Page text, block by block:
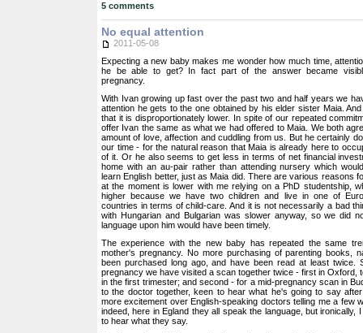
5 comments
No equal attention
2011-05-08
Expecting a new baby makes me wonder how much time,
he be able to get? In fact part of the answer became
pregnancy.
With Ivan growing up fast over the past two and half years we
attention he gets to the one obtained by his elder sister Maia.
that it is disproportionately lower. In spite of our repeated
offer Ivan the same as what we had offered to Maia. We both
amount of love, affection and cuddling from us. But he certainly
our time - for the natural reason that Maia is already here to
of it. Or he also seems to get less in terms of net financial
home with an au-pair rather than attending nursery which
learn English better, just as Maia did. There are various reasons
at the moment is lower with me relying on a PhD studentship,
higher because we have two children and live in one of
countries in terms of child-care. And it is not necessarily a bad
with Hungarian and Bulgarian was slower anyway, so we did
language upon him would have been timely.
The experience with the new baby has repeated the same
mother's pregnancy. No more purchasing of parenting books,
been purchased long ago, and have been read at least twice.
pregnancy we have visited a scan together twice - first in Oxford,
in the first trimester; and second - for a mid-pregnancy scan in
to the doctor together, keen to hear what he's going to say
more excitement over English-speaking doctors telling me a few
indeed, here in Egland they all speak the language, but ironically,
to hear what they say.